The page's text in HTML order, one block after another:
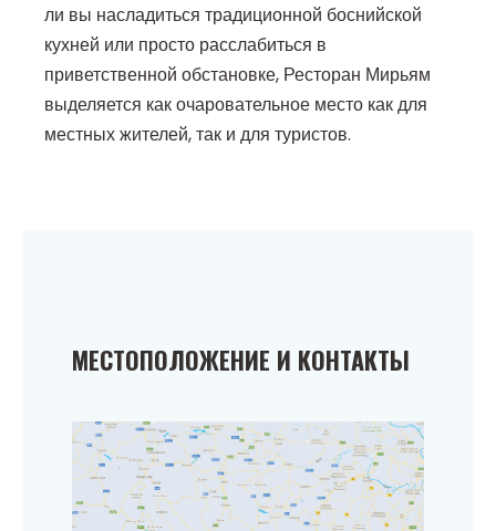
ли вы насладиться традиционной боснийской
кухней или просто расслабиться в
приветственной обстановке, Ресторан Мирьям
выделяется как очаровательное место как для
местных жителей, так и для туристов.
МЕСТОПОЛОЖЕНИЕ И КОНТАКТЫ